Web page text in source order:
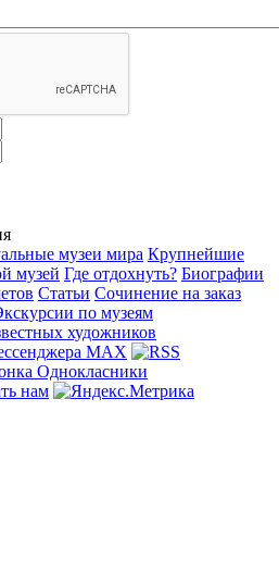
музеи мира Крупнейшие
музей Где отдохнуть? Биографии
Статьи Сочинение на заказ
по музеям
художников
нам